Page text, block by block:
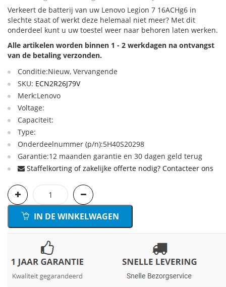
Verkeert de batterij van uw Lenovo Legion 7 16ACHg6 in
slechte staat of werkt deze helemaal niet meer? Met dit
onderdeel kunt u uw toestel weer naar behoren laten werken.
Alle artikelen worden binnen 1 - 2 werkdagen na ontvangst
van de betaling verzonden.
Conditie:Nieuw, Vervangende
SKU: ECN2R26J79V
Merk:Lenovo
Voltage:
Capaciteit:
Type:
Onderdeelnummer (p/n):5H40S20298
Garantie:12 maanden garantie en 30 dagen geld terug
Staffelkorting of zakelijke offerte nodig? Contacteer ons
IN DE WINKELWAGEN